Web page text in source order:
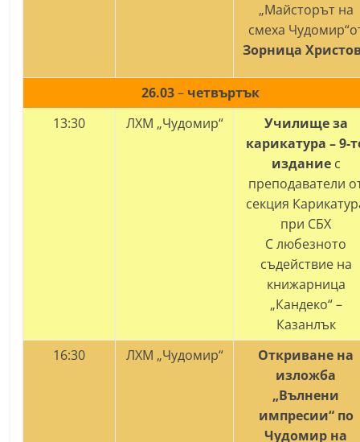
„Майсторът на
смеха
Зорница
26.03– четвъртък
13:30
ЛХМ „Чудомир“
Училище за
карикатура – 9-
издание с
преподаватели
секция
при СБХ
С любезното
съдействие на
книжарница
„Кандеко“ –
Казанлък
16:30
ЛХМ „Чудомир“
Откриване на
изложба
„Вълнени
импресии“ по
Чудомир на